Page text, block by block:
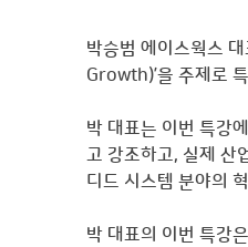
박승범 에이스웍스
Growth)’을 주제로
박 대표는 이번 특강
고 강조하고, 실제 산
디드 시스템 분야의
박 대표의 이번 특강